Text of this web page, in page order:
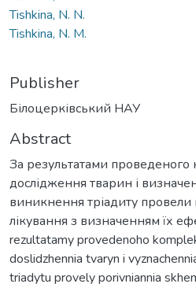
Tishkina, N. N.
Tishkina, N. M.
Publisher
Білоцерківський НАУ
Abstract
За результатами проведеного
дослідження тварин і
виникнення тріадиту провели
лікування з визначенням їх
rezultatamy provedenoho
doslidzhennia tvaryn i
triadytu provely porivniannia